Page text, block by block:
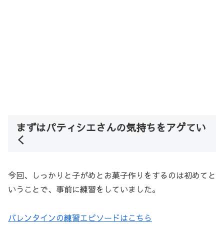
まずはパティシエさんの気持ちをアゲてい
く
今回、しっかりと子がめとお菓子作りをするのは初めてと
いうことで、事前に練習をしていました。
バレンタインの練習エピソードはこちら